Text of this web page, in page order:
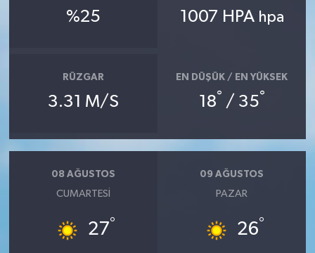
%25 1007 HPA hpa
RÜZGAR
3.31 M/S
EN DÜŞÜK / EN YÜKSEK
18° / 35°
08 AĞUSTOS
CUMARTESI
27°
09 AĞUSTOS
PAZAR
26°